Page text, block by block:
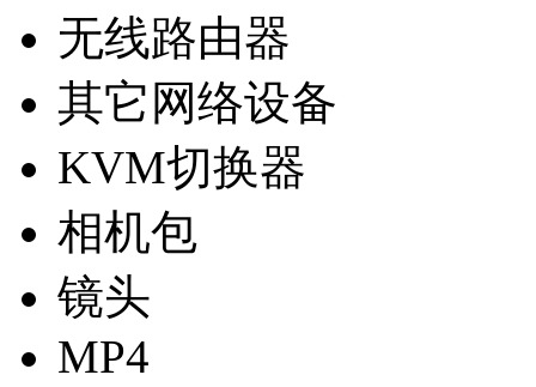
无线路由器
其它网络设备
KVM切换器
相机包
镜头
MP4